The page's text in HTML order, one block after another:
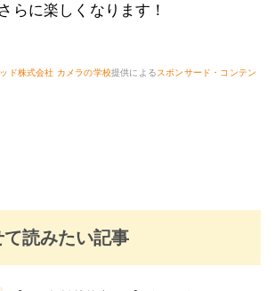
らに楽しくなります！
ド株式会社 カメラの学校提供によるスポンサード・コンテン
て読みたい記事